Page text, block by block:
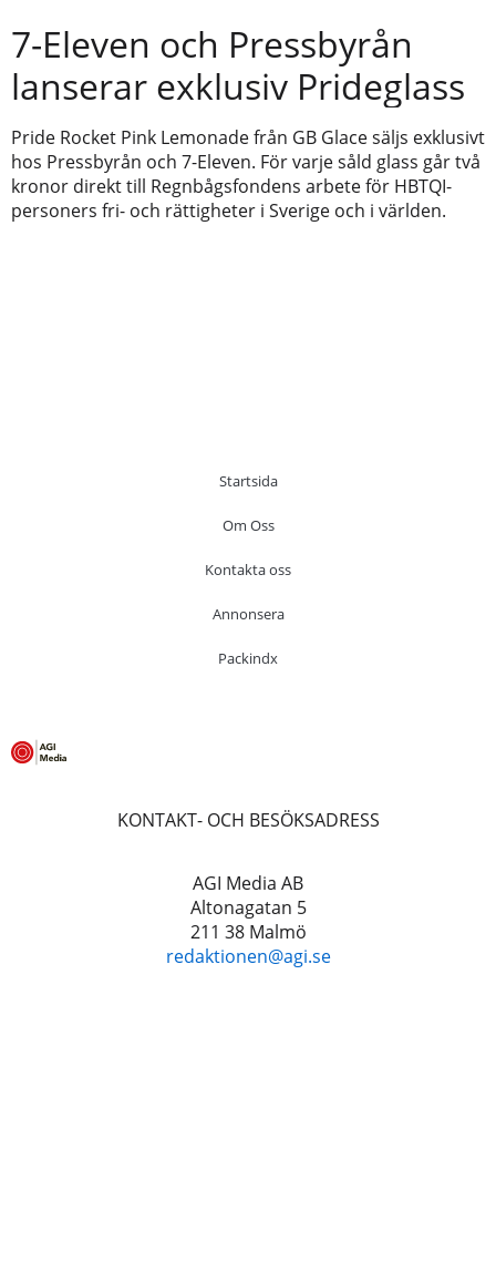
7-Eleven och Pressbyrån
lanserar exklusiv Prideglass
Pride Rocket Pink Lemonade från GB Glace säljs exklusivt
hos Pressbyrån och 7-Eleven. För varje såld glass går två
kronor direkt till Regnbågsfondens arbete för HBTQI-
personers fri- och rättigheter i Sverige och i världen.
Startsida
Om Oss
Kontakta oss
Annonsera
Packindx
KONTAKT- OCH BESÖKSADRESS
AGI Media AB
Altonagatan 5
211 38 Malmö
redaktionen@agi.se